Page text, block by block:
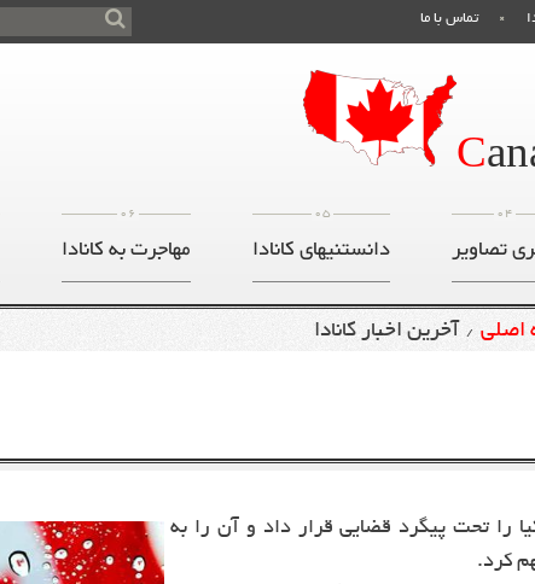
تماس با ما
C
06
مهاجرت به کانادا
05
دانستنیهای کانادا
04
تصاویر
اصلی / آخرین اخبار کانادا
تحت پیگرد قضایی قرار داد و آن را به
کرد.